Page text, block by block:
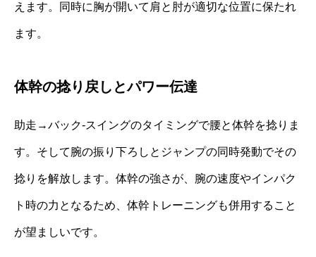
えます。同時に胸が開いて肩と肘が適切な位置に保たれ
ます。
体幹の捻り戻しとパワー伝達
助走→バック‐スイングのタイミングで腰と体幹を捻りま
す。そして腕の振り下ろしとジャンプの同時発動でその
捻りを解放します。体幹の強さが、腕の速度やインパク
ト時の力となるため、体幹トレーニングも併用すること
が望ましいです。